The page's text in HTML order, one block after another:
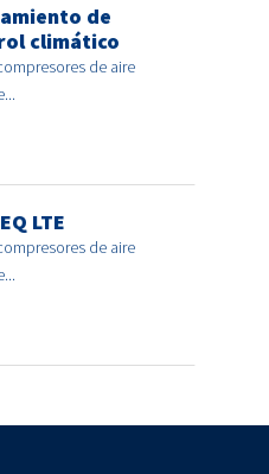
de
climático
de aire
LTE
de aire